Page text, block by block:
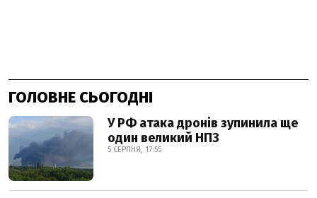
ГОЛОВНЕ СЬОГОДНІ
У РФ атака дронів зупинила ще
один великий НПЗ
5 СЕРПНЯ, 17:55